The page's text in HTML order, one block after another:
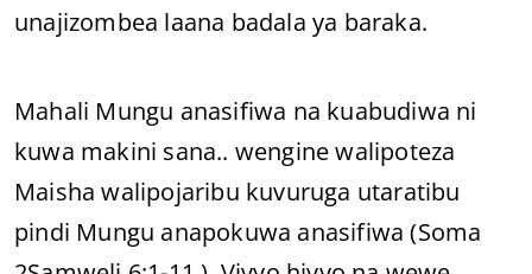
unajizombea laana badala ya baraka.
Mahali Mungu anasifiwa na kuabudiwa ni
kuwa makini sana.. wengine walipoteza
Maisha walipojaribu kuvuruga utaratibu
pindi Mungu anapokuwa anasifiwa (Soma